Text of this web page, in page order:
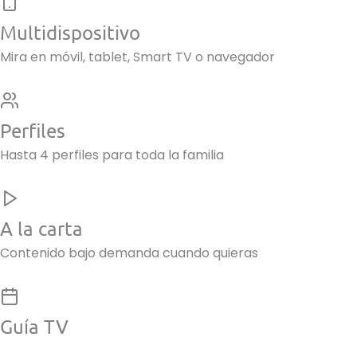
Multidispositivo
Mira en móvil, tablet, Smart TV o navegador
Perfiles
Hasta 4 perfiles para toda la familia
A la carta
Contenido bajo demanda cuando quieras
Guía TV